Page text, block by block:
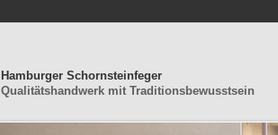
Hamburger Schornsteinfeger
Qualitätshandwerk mit Traditionsbewusstsein